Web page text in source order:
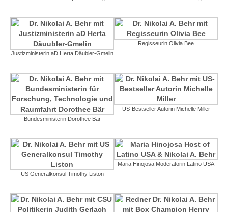
Justizministerin aD Herta Däubler-Gmelin
Regisseurin Olivia Bee
Bundesministerin Dorothee Bär
US-Bestseller Autorin Michelle Miller
US Generalkonsul Timothy Liston
Maria Hinojosa Moderatorin Latino USA